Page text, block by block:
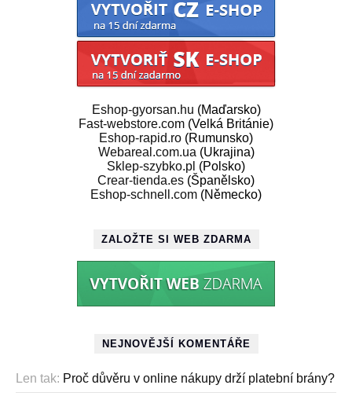
Eshop-gyorsan.hu (Maďarsko)
Fast-webstore.com (Velká Británie)
Eshop-rapid.ro (Rumunsko)
Webareal.com.ua (Ukrajina)
Sklep-szybko.pl (Polsko)
Crear-tienda.es (Španělsko)
Eshop-schnell.com (Německo)
ZALOŽTE SI WEB ZDARMA
NEJNOVĚJŠÍ KOMENTÁŘE
Len tak: Proč důvěru v online nákupy drží platební brány?